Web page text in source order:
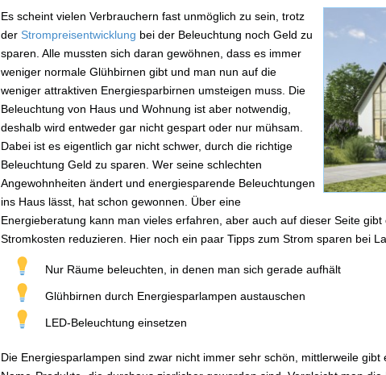
Es scheint vielen Verbrauchern fast unmöglich zu sein, trotz
der Strompreisentwicklung bei der Beleuchtung noch Geld zu
sparen. Alle mussten sich daran gewöhnen, dass es immer
weniger normale Glühbirnen gibt und man nun auf die
weniger attraktiven Energiesparbirnen umsteigen muss. Die
Beleuchtung von Haus und Wohnung ist aber notwendig,
deshalb wird entweder gar nicht gespart oder nur mühsam.
Dabei ist es eigentlich gar nicht schwer, durch die richtige
Beleuchtung Geld zu sparen. Wer seine schlechten
Angewohnheiten ändert und energiesparende Beleuchtungen
ins Haus lässt, hat schon gewonnen. Über eine
Energieberatung kann man vieles erfahren, aber auch auf dieser Seite gibt
Stromkosten reduzieren. Hier noch ein paar Tipps zum Strom sparen bei
Nur Räume beleuchten, in denen man sich gerade aufhält
Glühbirnen durch Energiesparlampen austauschen
LED-Beleuchtung einsetzen
Die Energiesparlampen sind zwar nicht immer sehr schön, mittlerweile